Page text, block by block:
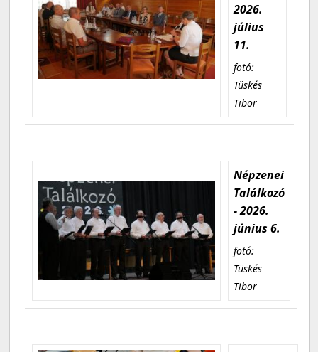
2026.
július
11.
fotó:
Tüskés
Tibor
Népzenei
Találkozó
- 2026.
június 6.
fotó:
Tüskés
Tibor